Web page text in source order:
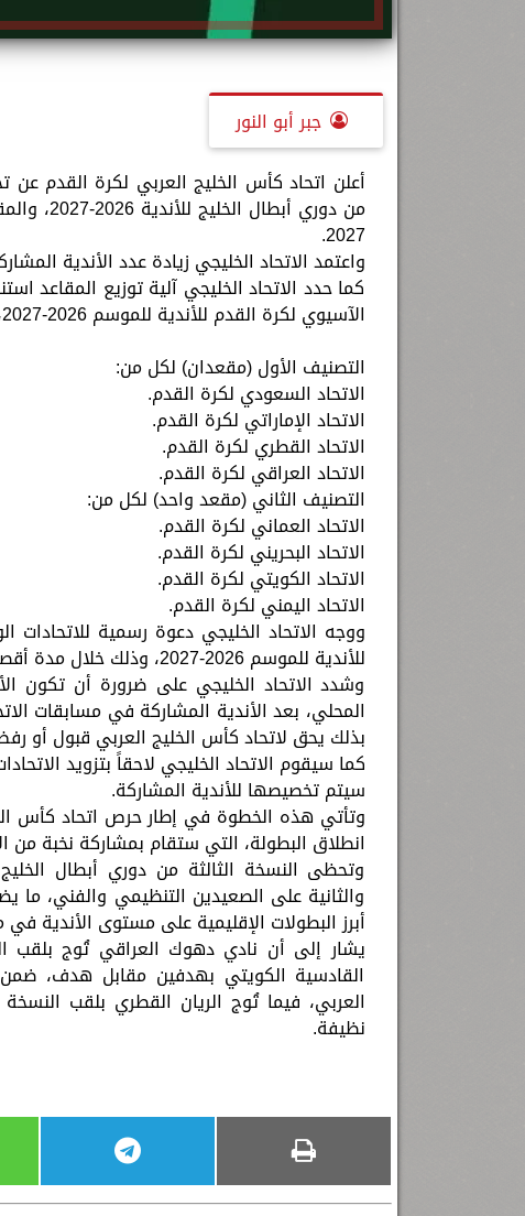
جبر أبو النور
2027.
واعتمد الاتحاد الخليجي زيادة عدد الأندية المشاركة في
كما حدد الاتحاد الخليجي آلية توزيع المقاعد
الآسيوي لكرة القدم للأندية للموسم 2026-2027، وذلك على النحو التالي:
التصنيف الأول (مقعدان) لكل من:
الاتحاد السعودي لكرة القدم.
الاتحاد الإماراتي لكرة القدم.
الاتحاد القطري لكرة القدم.
الاتحاد العراقي لكرة القدم.
التصنيف الثاني (مقعد واحد) لكل من:
الاتحاد العماني لكرة القدم.
الاتحاد البحريني لكرة القدم.
الاتحاد الكويتي لكرة القدم.
الاتحاد اليمني لكرة القدم.
ووجه الاتحاد الخليجي دعوة رسمية للاتحادات
للأندية للموسم 2026-2027، وذلك خلال مدة أقصاها أسبوعان من تاريخه (2026/06/17).
وشدد الاتحاد الخليجي على ضرورة أن تكون
المحلي، بعد الأندية المشاركة في مسابقات
بذلك يحق لاتحاد كأس الخليج العربي قبول أو
كما سيقوم الاتحاد الخليجي لاحقاً بتزويد
سيتم تخصيصها للأندية المشاركة.
وتأتي هذه الخطوة في إطار حرص اتحاد كأس
انطلاق البطولة، التي ستقام بمشاركة نخبة من
وتحظى النسخة الثالثة من دوري أبطال
والثانية على الصعيدين التنظيمي والفني، ما
أبرز البطولات الإقليمية على مستوى الأندية
يشار إلى أن نادي دهوك العراقي تُوج بلقب
القادسية الكويتي بهدفين مقابل هدف،
العربي، فيما تُوج الريان القطري بلقب
نظيفة.